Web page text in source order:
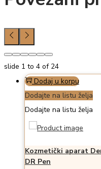
slide 1 to 4 of 24
Dodaj u korpu
Dodajte na listu želja
Dodajte na listu želja
Kozmetički aparat
DR Pen